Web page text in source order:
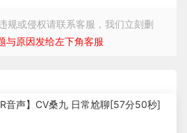
规或侵权请联系客服，我们立刻删
与原因发给左下角客服
音声】CV桑九 日常尬聊[57分50秒]